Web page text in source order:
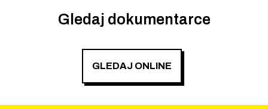
Gledaj dokumentarce
GLEDAJ ONLINE